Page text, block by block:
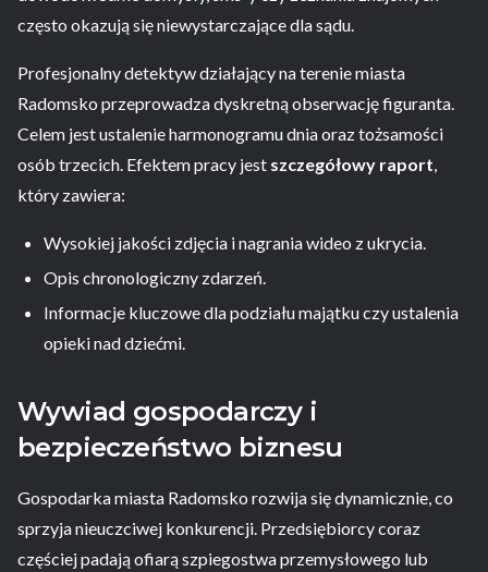
często okazują się niewystarczające dla sądu.
Profesjonalny detektyw działający na terenie miasta
Radomsko przeprowadza dyskretną obserwację figuranta.
Celem jest ustalenie harmonogramu dnia oraz tożsamości
osób trzecich. Efektem pracy jest szczegółowy raport,
który zawiera:
Wysokiej jakości zdjęcia i nagrania wideo z ukrycia.
Opis chronologiczny zdarzeń.
Informacje kluczowe dla podziału majątku czy ustalenia
opieki nad dziećmi.
Wywiad gospodarczy i
bezpieczeństwo biznesu
Gospodarka miasta Radomsko rozwija się dynamicznie, co
sprzyja nieuczciwej konkurencji. Przedsiębiorcy coraz
częściej padają ofiarą szpiegostwa przemysłowego lub